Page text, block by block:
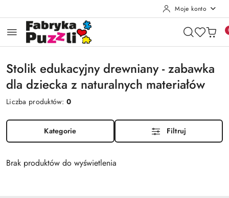
Moje konto
Stolik edukacyjny drewniany - zabawka
dla dziecka z naturalnych materiałów
Liczba produktów:0
Kategorie Filtruj
Brak produktów do wyświetlenia